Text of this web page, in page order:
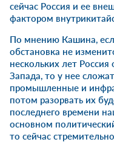
сейчас Россия и ее
фактором
По мнению Кашина,
обстановка не
нескольких лет
Запада, то у нее
промышленные и
потом разорвать их
последнего времени
основном
то сейчас